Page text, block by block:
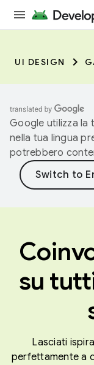
UI DESIGN
Google utilizza la
nella tua lingua
potrebbero
su
Lasciati
perfettamente a